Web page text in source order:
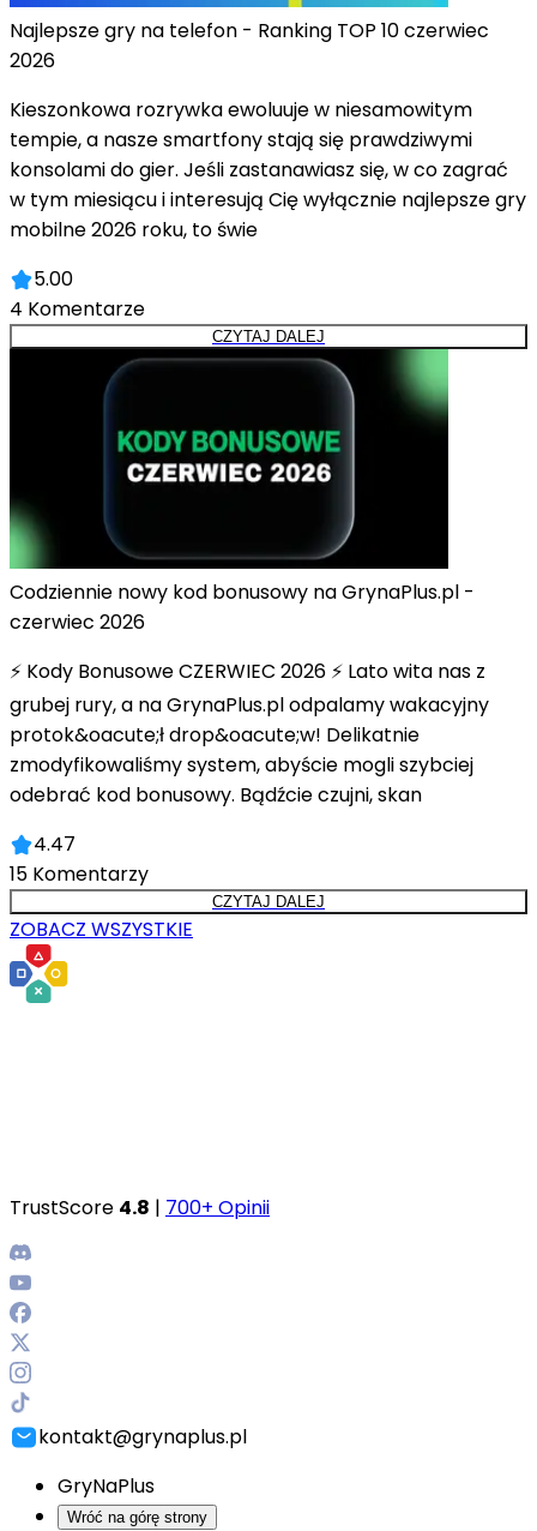
Najlepsze gry na telefon - Ranking TOP 10 czerwiec
2026
Kieszonkowa rozrywka ewoluuje w niesamowitym
tempie, a nasze smartfony stają się prawdziwymi
konsolami do gier. Jeśli zastanawiasz się, w co zagrać
w tym miesiącu i interesują Cię wyłącznie najlepsze gry
mobilne 2026 roku, to świe
5.00
4 Komentarze
CZYTAJ DALEJ
Codziennie nowy kod bonusowy na GrynaPlus.pl -
czerwiec 2026
⚡ Kody Bonusowe CZERWIEC 2026 ⚡ Lato wita nas z
grubej rury, a na GrynaPlus.pl odpalamy wakacyjny
protok&oacute;ł drop&oacute;w! Delikatnie
zmodyfikowaliśmy system, abyście mogli szybciej
odebrać kod bonusowy. Bądźcie czujni, skan
4.47
15 Komentarzy
CZYTAJ DALEJ
ZOBACZ WSZYSTKIE
TrustScore 4.8 | 700+ Opinii
kontakt@grynaplus.pl
GryNaPlus
Wróć na górę strony